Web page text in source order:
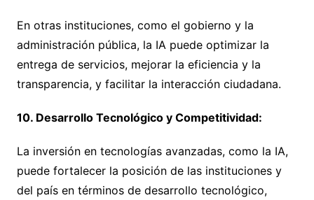
En otras instituciones, como el gobierno y la
administración pública, la IA puede optimizar la
entrega de servicios, mejorar la eficiencia y la
transparencia, y facilitar la interacción ciudadana.
10. Desarrollo Tecnológico y Competitividad:
La inversión en tecnologías avanzadas, como la IA,
puede fortalecer la posición de las instituciones y
del país en términos de desarrollo tecnológico,